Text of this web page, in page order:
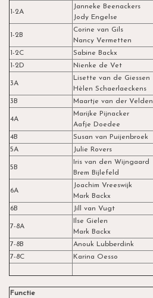
1-2A
Janneke Beenackers
Jody Engelse
1-2B
Corine van Gils
Nancy Vermetten
1-2C
Sabine Backx
1-2D
Nienke de Vet
3A
Lisette van de Giessen
Hèlen Schaerlaeckens
3B
Maartje van der Velden
4A
Marijke Pijnacker
Aafje Doedee
4B
Susan van Puijenbroek
5A
Julie Rovers
5B
Iris van den Wijngaard
Brem Bijlefeld
6A
Joachim Vreeswijk
Mark Backx
6B
Jill van Vugt
7-8A
Ilse Gielen
Mark Backx
7-8B
Anouk Lubberdink
7-8C
Karina Oesso
Functie